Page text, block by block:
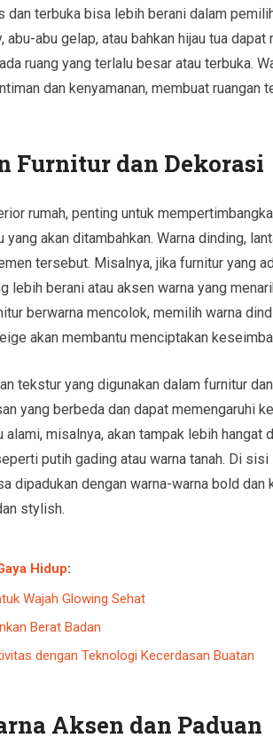
dan terbuka bisa lebih berani dalam
abu gelap, atau bahkan hijau tua
ruang yang terlalu besar atau terbuka.
dan kenyamanan, membuat ruangan
Furnitur dan Dekorasi
rumah, penting untuk
akan ditambahkan. Warna dinding,
tersebut. Misalnya, jika furnitur yang
lebih berani atau aksen warna yang
berwarna mencolok, memilih warna
akan membantu menciptakan
tekstur yang digunakan dalam furnitur
yang berbeda dan dapat memengaruhi
alami, misalnya, akan tampak lebih hangat
putih gading atau warna tanah. Di sisi
dipadukan dengan warna-warna bold dan
stylish.
Hidup:
Wajah Glowing Sehat
Berat Badan
dengan Teknologi Kecerdasan Buatan
Aksen dan Paduan